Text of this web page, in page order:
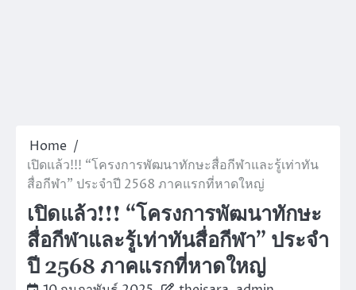
Home
เปิดแล้ว!!! “โครงการพัฒนาทักษะสื่อกีฬาและรู้เท่าทัน
สื่อกีฬา” ประจำปี 2568 ภาคแรกที่หาดใหญ่
เปิดแล้ว!!! “โครงการพัฒนาทักษะ
สื่อกีฬาและรู้เท่าทันสื่อกีฬา” ประจำ
ปี 2568 ภาคแรกที่หาดใหญ่